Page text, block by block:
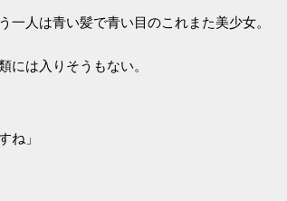
人は青い髪で青い目のこれまた美少女。
には入りそうもない。
ね」